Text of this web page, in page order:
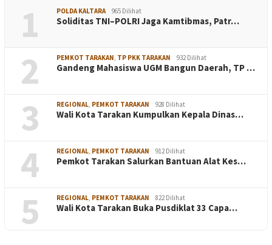
1 POLDA KALTARA 965 Dilihat
Soliditas TNI–POLRI Jaga Kamtibmas, Patr…
2 PEMKOT TARAKAN TP PKK TARAKAN 932 Dilihat
Gandeng Mahasiswa UGM Bangun Daerah, TP …
3 REGIONAL PEMKOT TARAKAN 928 Dilihat
Wali Kota Tarakan Kumpulkan Kepala Dinas…
4 REGIONAL PEMKOT TARAKAN 912 Dilihat
Pemkot Tarakan Salurkan Bantuan Alat Kes…
5 REGIONAL PEMKOT TARAKAN 822 Dilihat
Wali Kota Tarakan Buka Pusdiklat 33 Capa…